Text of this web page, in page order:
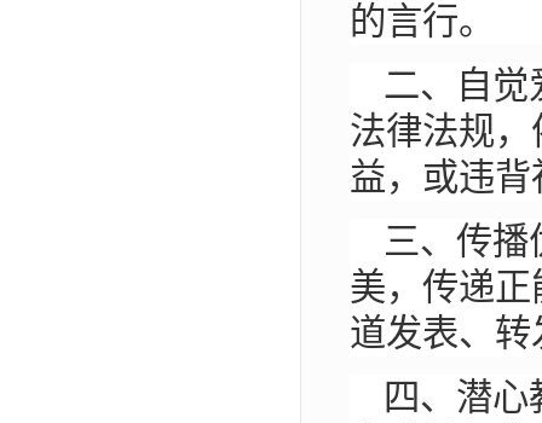
的言行。
二、自觉
法律法规
益，或违
三、传播
美，传递
道发表、
四、潜